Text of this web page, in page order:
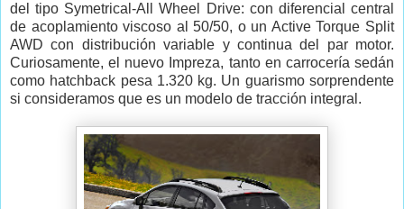
del tipo Symetrical-All Wheel Drive: con diferencial central
de acoplamiento viscoso al 50/50, o un Active Torque Split
AWD con distribución variable y continua del par motor.
Curiosamente, el nuevo Impreza, tanto en carrocería sedán
como hatchback pesa 1.320 kg. Un guarismo sorprendente
si consideramos que es un modelo de tracción integral.